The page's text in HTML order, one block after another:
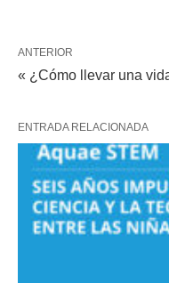
ANTERIOR
« ¿Cómo llevar una
ENTRADA RELACIONADA